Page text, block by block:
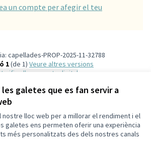
galetes que es fan servir a
lloc web per a millorar el rendiment i el
galetes ens permeten oferir una experiència
més personalitzats des dels nostres canals
un compte per afegir el teu
capellades-PROP-2025-11-32788
1(de 1)
veure altres versions
Verifica l'empremta digital